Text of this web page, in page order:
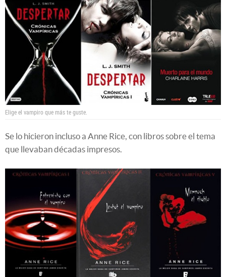
Elige el vampiro que más te guste.
Se lo hicieron incluso a Anne Rice, con libros sobre el tema
que llevaban décadas impresos.